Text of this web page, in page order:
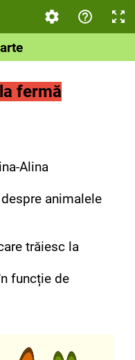
fermă
Alina
animalele
trăiesc la
funcție de